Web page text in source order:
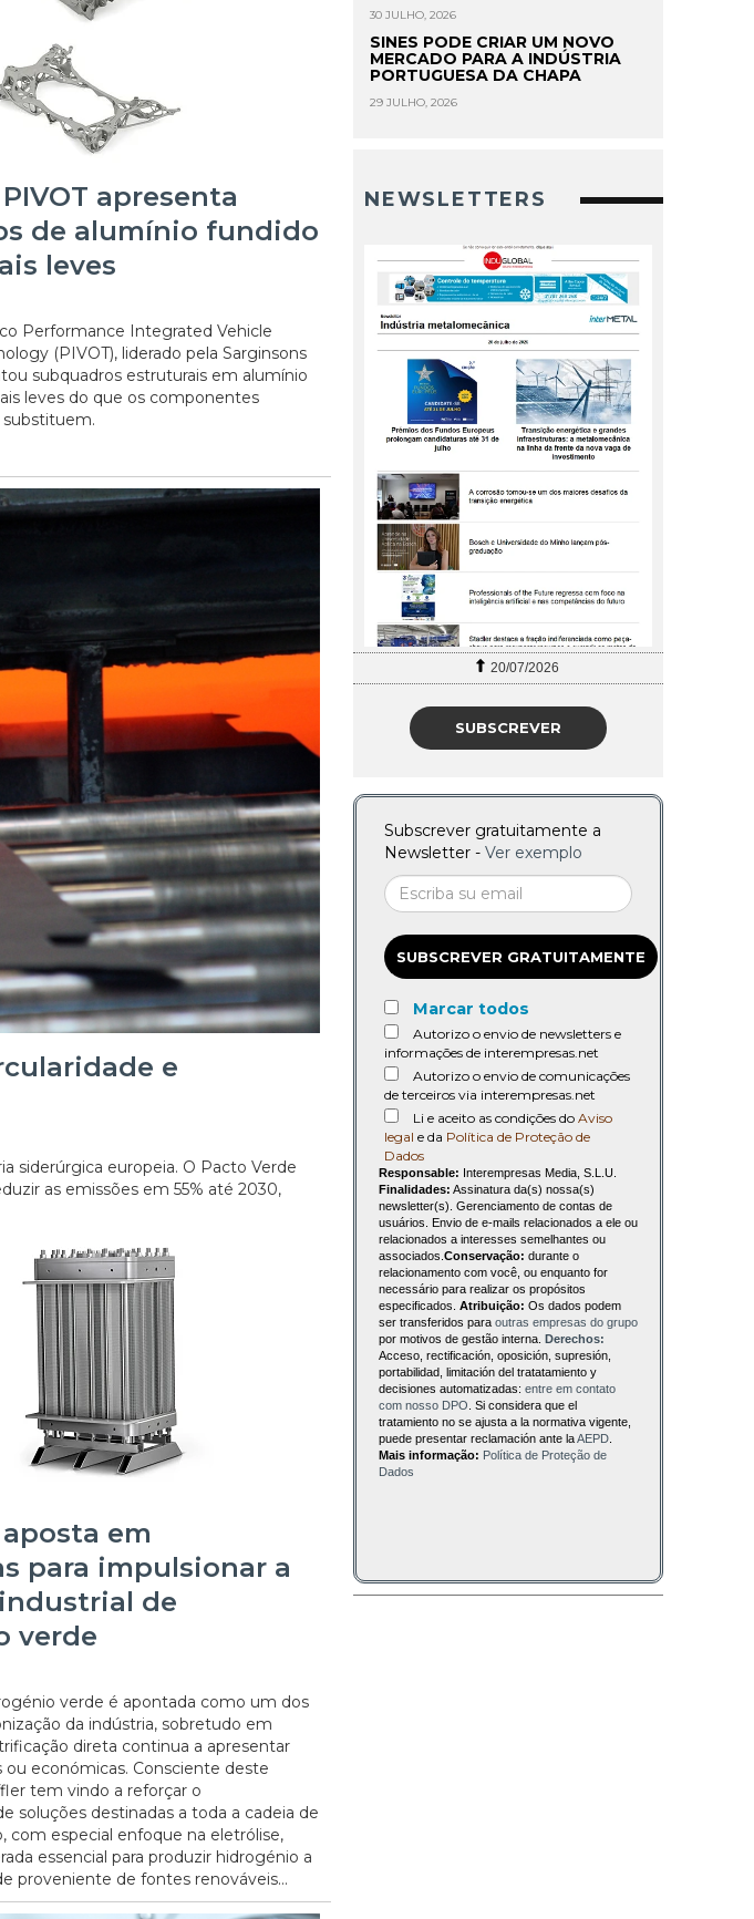
apresenta
de alumínio fundido
leves
Performance Integrated Vehicle
(PIVOT), liderado pela Sarginsons
subquadros estruturais em alumínio
leves do que os componentes
e
siderúrgica europeia. O Pacto Verde
as emissões em 55% até 2030,
em
para impulsionar a
de
verde
verde é apontada como um dos
da indústria, sobretudo em
direta continua a apresentar
ou económicas. Consciente deste
tem vindo a reforçar o
soluções destinadas a toda a cadeia de
com especial enfoque na eletrólise,
essencial para produzir hidrogénio a
proveniente de fontes renováveis...
30 JULHO, 2026
SINES PODE CRIAR UM NOVO
MERCADO PARA A INDÚSTRIA
PORTUGUESA DA CHAPA
29 JULHO, 2026
NEWSLETTERS
20/07/2026 27/07/2026
SUBSCREVER
Subscrever gratuitamente a
Newsletter - Ver exemplo
SUBSCREVER GRATUITAMENTE
Marcar todos
Autorizo o envio de newsletters e
informações de interempresas.net
Autorizo o envio de comunicações
de terceiros via interempresas.net
Li e aceito as condições do Aviso
legal e da Política de Proteção de
Dados
Responsable: Interempresas Media, S.L.U.
Finalidades: Assinatura da(s) nossa(s)
newsletter(s). Gerenciamento de contas de
usuários. Envio de e-mails relacionados a ele ou
relacionados a interesses semelhantes ou
associados. Conservação: durante o
relacionamento com você, ou enquanto for
necessário para realizar os propósitos
especificados. Atribuição: Os dados podem
ser transferidos para outras empresas do grupo
por motivos de gestão interna. Derechos:
Acceso, rectificación, oposición, supresión,
portabilidad, limitación del tratatamiento y
decisiones automatizadas: entre em contato
com nosso DPO . Si considera que el
tratamiento no se ajusta a la normativa vigente,
puede presentar reclamación ante laAEPD
Mais informação: Política de Proteção de
Dados